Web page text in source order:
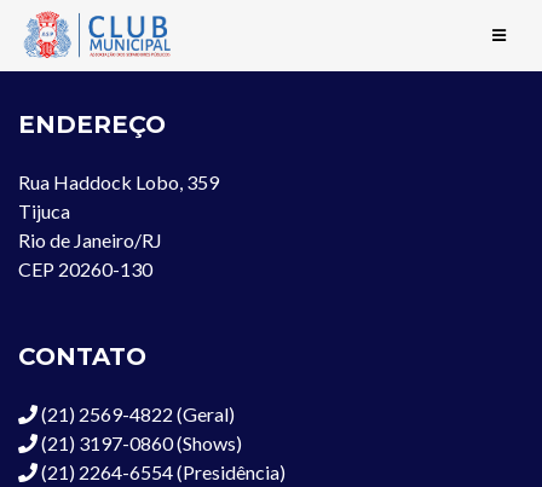
ENDEREÇO
Rua Haddock Lobo, 359
Tijuca
Rio de Janeiro/RJ
CEP 20260-130
CONTATO
(21) 2569-4822 (Geral)
(21) 3197-0860 (Shows)
(21) 2264-6554 (Presidência)